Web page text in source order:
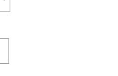
利用ガイド
トサービス